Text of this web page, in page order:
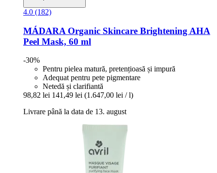
4.0 (182)
MÁDARA Organic Skincare Brightening AHA
Peel Mask, 60 ml
-30%
Pentru pielea matură, pretențioasă și impură
Adequat pentru pete pigmentare
Netedă și clarifiantă
98,82 lei 141,49 lei (1.647,00 lei / l)
Livrare până la data de 13. august